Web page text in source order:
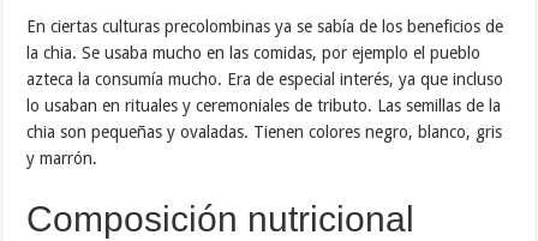
En ciertas culturas precolombinas ya se sabía de los beneficios de
la chia. Se usaba mucho en las comidas, por ejemplo el pueblo
azteca la consumía mucho. Era de especial interés, ya que incluso
lo usaban en rituales y ceremoniales de tributo. Las semillas de la
chia son pequeñas y ovaladas. Tienen colores negro, blanco, gris
y marrón.
Composición nutricional